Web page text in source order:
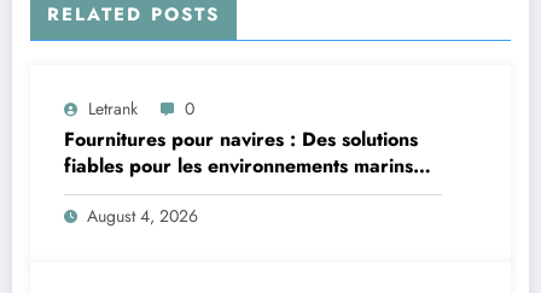
RELATED POSTS
Letrank 0
Fournitures pour navires : Des solutions
fiables pour les environnements marins
exigeants
August 4, 2026